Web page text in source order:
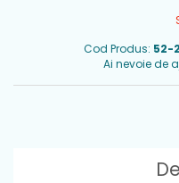
Cod Produs: 52-
Ai nevoie de